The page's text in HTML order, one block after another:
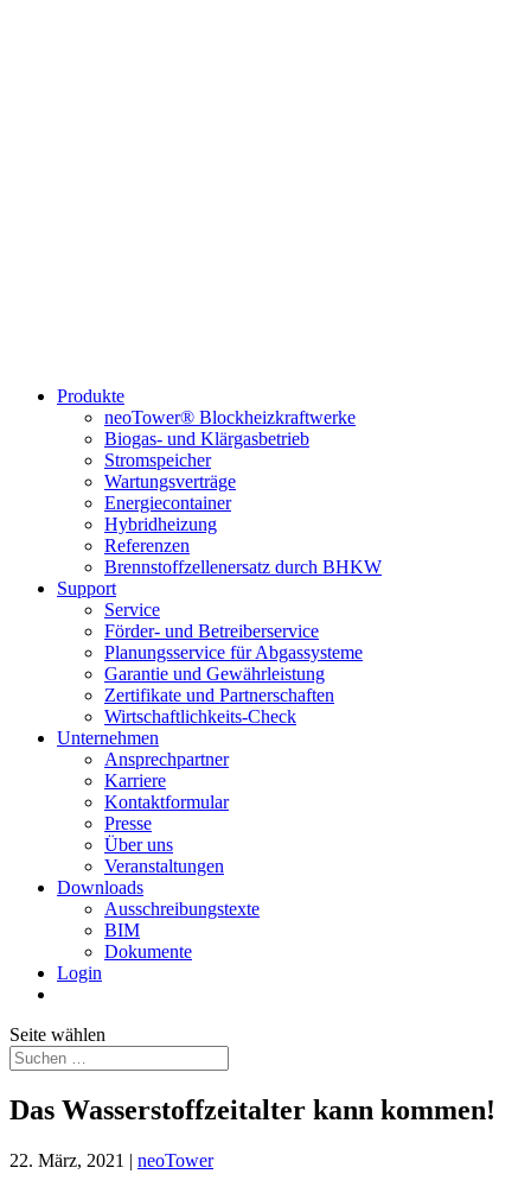
Produkte
neoTower® Blockheizkraftwerke
Biogas- und Klärgasbetrieb
Stromspeicher
Wartungsverträge
Energiecontainer
Hybridheizung
Referenzen
Brennstoffzellenersatz durch BHKW
Support
Service
Förder- und Betreiberservice
Planungsservice für Abgassysteme
Garantie und Gewährleistung
Zertifikate und Partnerschaften
Wirtschaftlichkeits-Check
Unternehmen
Ansprechpartner
Karriere
Kontaktformular
Presse
Über uns
Veranstaltungen
Downloads
Ausschreibungstexte
BIM
Dokumente
Login
Seite wählen
Das Wasserstoffzeitalter kann kommen!
22. März, 2021 | neoTower